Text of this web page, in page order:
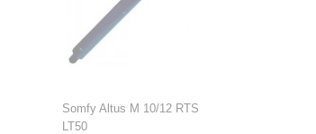
Somfy Altus M 10/12 RTS
LT50